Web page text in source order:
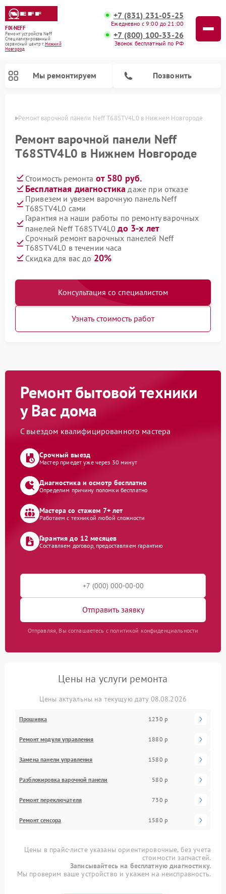
FIX-NEFF
Ремонт устройств Neff
Специализированный
cервисный центр г.Нижний
Новгород
+7 (831) 231-05-25
Ежедневно с 9:00 до 21:00
+7 (800) 100-33-26
Звонок бесплатный по РФ
Мы ремонтируем Позвонить
Ремонт варочной панели Neff T68STV4L0 в Нижнем Новгороде
Ремонт варочной панели Neff
T68STV4L0 в Нижнем Новгороде
Стоимость ремонта от 580 руб.
Бесплатная диагностика даже при отказе
Привезем и увезем варочную панель Neff
T68STV4L0 сами
Гарантия на наши работы по ремонту варочных
панелей Neff T68STV4L0до 3-х лет
Срочный ремонт варочных панелей Neff
T68STV4L0 в течении часа
Скидка для вас до 20%
Консультация со специалистом
Узнать стоимость работ
Ремонт бытовой техники
у Вас дома
С выездом квалифицированного мастера
Срочный выезд
Мастер приедет уже через 30 минут
Диагностика и осмотр бесплатно
Определим причину поломки бесплатно
Мастера со стажем 7+ лет
Работаем с техникой любой сложности
Гарантия до 12 месяцев
Составляем договор, предоставляем гарантию
Отправить заявку
Отправляя, Вы соглашаетесь с политикой конфиденциальности
Цены на услуги ремонта
Цены актуальны на текущую дату 08.08.2026
Прошивка 1230 р
Ремонт модуля управления 1880 р
Замена панели управления 1580 р
Разблокировка варочной панели 580 р
Ремонт переключателя 730 р
Ремонт сенсора 1580 р
Цены в прайс-листе указаны ориентировочные, без учета
стоимости запчастей.
Записывайтесь на бесплатную диагностику.
Мы проверим ваше устройство и укажем на неисправность.